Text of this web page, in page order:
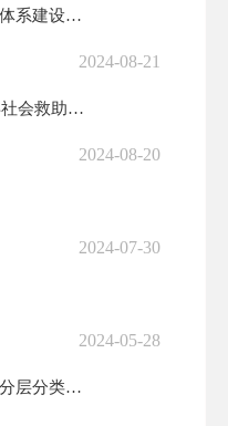
甘肃推进分层分类社会救助体系建设——这样的社会救助更精准更及时更暖心
2024-08-21
定西市安定区民政局2024年社会救助政策宣传‖最低生活保障
2024-08-20
2024-07-30
2024-05-28
民政部部长陆治原：将健全分层分类社会救助体系